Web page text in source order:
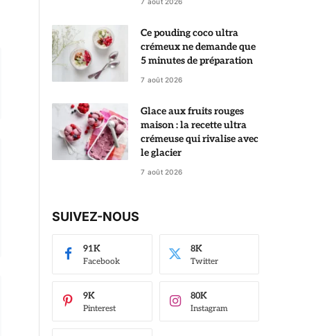
Ce pouding coco ultra
crémeux ne demande que
5 minutes de préparation
7 août 2026
Glace aux fruits rouges
maison : la recette ultra
crémeuse qui rivalise avec
le glacier
7 août 2026
SUIVEZ-NOUS
Facebook
91K
Twitter
8K
Pinterest
9K
Instagram
80K